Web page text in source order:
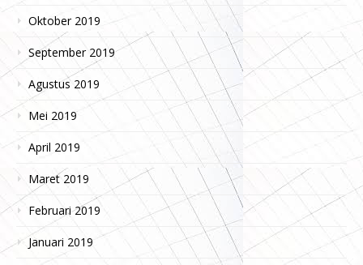
Oktober 2019
September 2019
Agustus 2019
Mei 2019
April 2019
Maret 2019
Februari 2019
Januari 2019